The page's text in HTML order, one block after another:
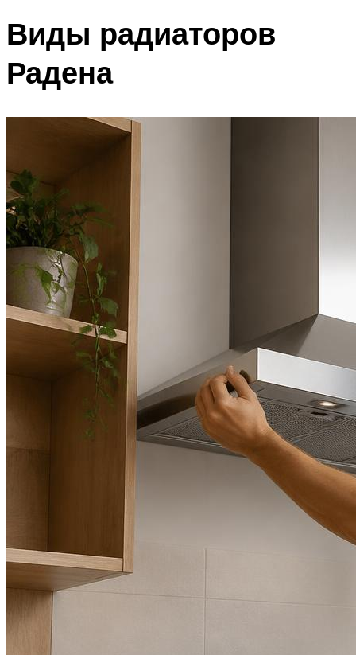
Виды радиаторов
Радена